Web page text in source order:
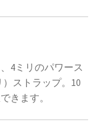
4ミリのパワース
）ストラップ。10
きます。